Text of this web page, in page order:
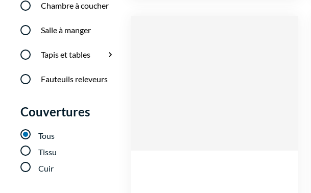
Chambre à coucher
Salle à manger
Tapis et tables
Fauteuils releveurs
Couvertures
Tous
Tissu
Cuir